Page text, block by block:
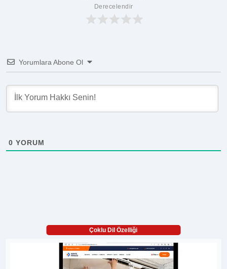
Derecelendir
Yorumlara Abone Ol
0 YORUM
Çoklu Dil Özelliği